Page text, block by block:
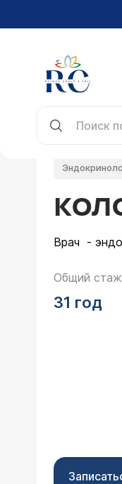
Врач -
Общий
31 год